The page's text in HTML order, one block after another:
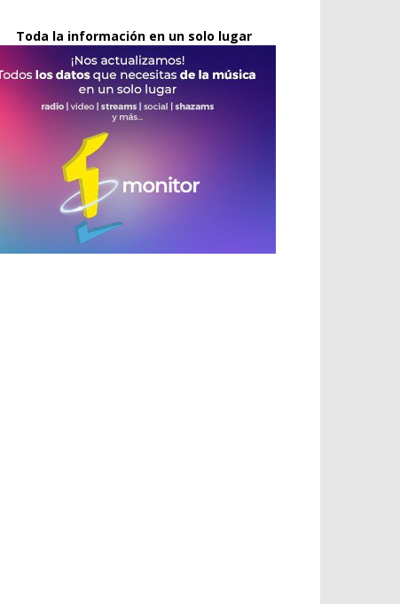
Toda la información en un solo lugar